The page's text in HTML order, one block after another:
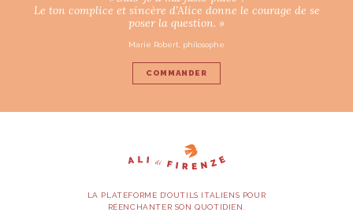
Le ton complice et sincère d’Alice donne le courage de se
poser la question. »
Marie Robert, philosophe
COMMANDER
LA PLATEFORME D’OUTILS ITALIENS POUR
RÉENCHANTER SON QUOTIDIEN.